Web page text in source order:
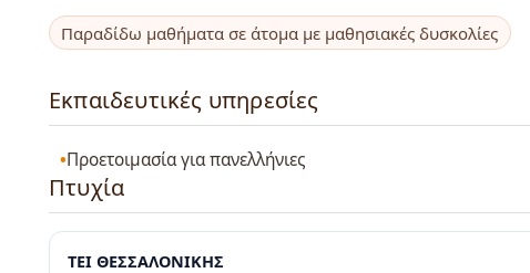
Παραδίδω μαθήματα σε άτομα με μαθησιακές δυσκολίες
Εκπαιδευτικές υπηρεσίες
Προετοιμασία για πανελλήνιες
Πτυχία
ΤΕΙ ΘΕΣΣΑΛΟΝΙΚΗΣ